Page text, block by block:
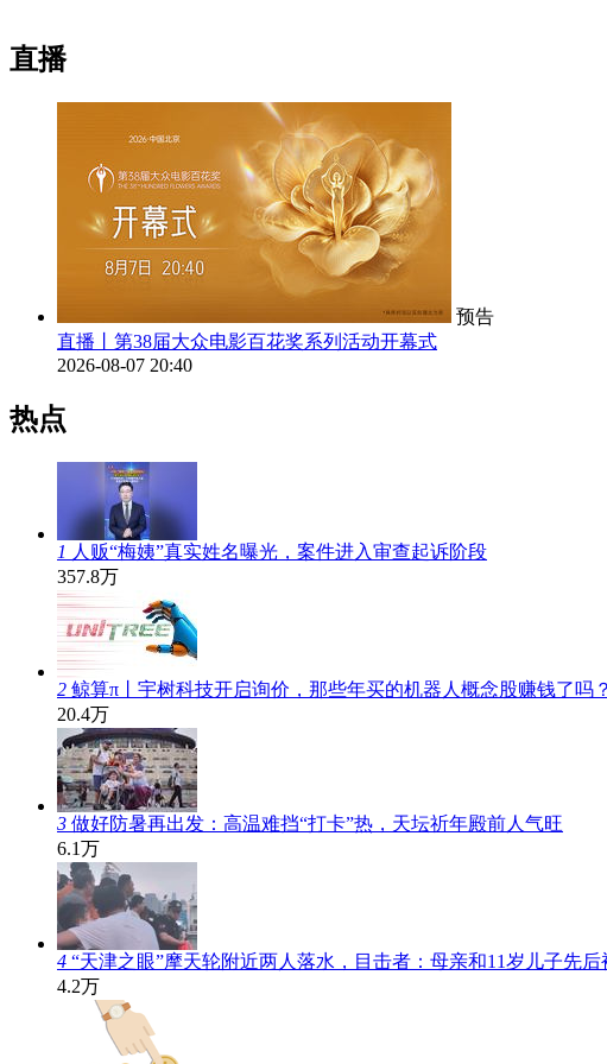
直播
预告
直播丨第38届大众电影百花奖系列活动开幕式
2026-08-07 20:40
热点
1 人贩“梅姨”真实姓名曝光，案件进入审查起诉阶段
357.8万
2 鲸算π丨宇树科技开启询价，那些年买的机器人概念股赚钱了吗？
20.4万
3 做好防暑再出发：高温难挡“打卡”热，天坛祈年殿前人气旺
6.1万
4 “天津之眼”摩天轮附近两人落水，目击者：母亲和11岁儿子先后
4.2万